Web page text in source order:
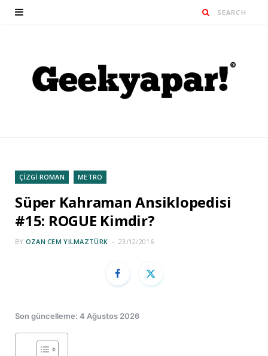
ÇİZGİ ROMAN METRO
Süper Kahraman Ansiklopedisi
#15: ROGUE Kimdir?
BY OZAN CEM YILMAZTÜRK 23/12/2016
Son güncelleme: 4 Ağustos 2026